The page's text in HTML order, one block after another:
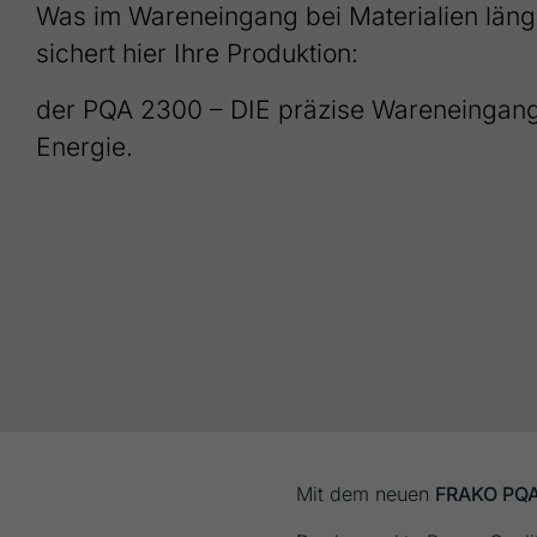
Was im Wareneingang bei Materialien
sichert hier Ihre Produktion:
der PQA 2300 – DIE präzise
Energie.
Mit dem neuen FRAKO